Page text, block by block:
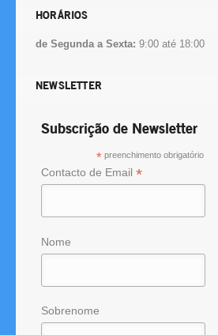
HORÁRIOS
de Segunda a Sexta: 9:00 até 18:00
NEWSLETTER
Subscrição de Newsletter
* preenchimento obrigatório
Contacto de Email *
Nome
Sobrenome